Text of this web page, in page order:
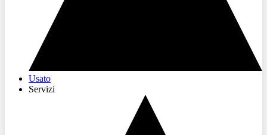
Usato
Servizi